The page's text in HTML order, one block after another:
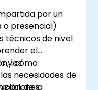
por un
o presencial)
técnicos de nivel
el
y cómo
necesidades de
los
de la